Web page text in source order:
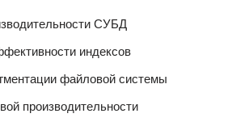
СУБД
индексов
файловой системы
производительности